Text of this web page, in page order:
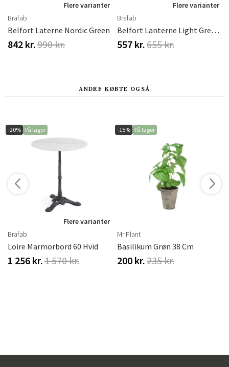
Flere varianter
Brafab
Belfort Laterne Nordic Green
842 kr.990 kr.
Flere varianter
Brafab
Belfort Lanterne Light Grey, H28
557 kr.655 kr.
ANDRE KØBTE OGSÅ
-20% På lager
Flere varianter
Brafab
Loire Marmorbord 60 Hvid
1 256 kr.1 570 kr.
-15% På lager
Mr Plant
Basilikum Grøn 38 Cm
200 kr.235 kr.